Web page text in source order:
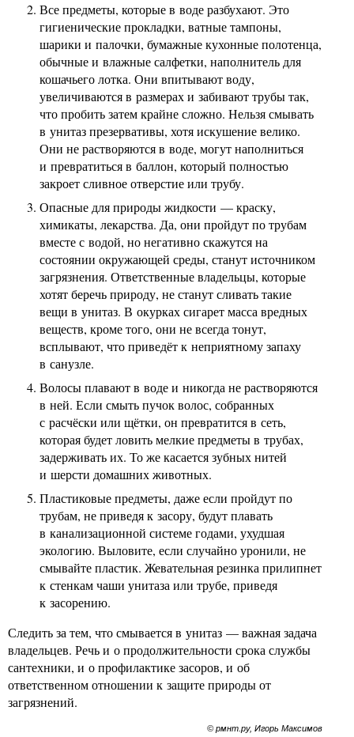
Все предметы, которые в воде разбухают. Это
гигиенические прокладки, ватные тампоны,
шарики и палочки, бумажные кухонные полотенца,
обычные и влажные салфетки, наполнитель для
кошачьего лотка. Они впитывают воду,
увеличиваются в размерах и забивают трубы так,
что пробить затем крайне сложно. Нельзя смывать
в унитаз презервативы, хотя искушение велико.
Они не растворяются в воде, могут наполниться
и превратиться в баллон, который полностью
закроет сливное отверстие или трубу.
Опасные для природы жидкости — краску,
химикаты, лекарства. Да, они пройдут по трубам
вместе с водой, но негативно скажутся на
состоянии окружающей среды, станут источником
загрязнения. Ответственные владельцы, которые
хотят беречь природу, не станут сливать такие
вещи в унитаз. В окурках сигарет масса вредных
веществ, кроме того, они не всегда тонут,
всплывают, что приведёт к неприятному запаху
в санузле.
Волосы плавают в воде и никогда не растворяются
в ней. Если смыть пучок волос, собранных
с расчёски или щётки, он превратится в сеть,
которая будет ловить мелкие предметы в трубах,
задерживать их. То же касается зубных нитей
и шерсти домашних животных.
Пластиковые предметы, даже если пройдут по
трубам, не приведя к засору, будут плавать
в канализационной системе годами, ухудшая
экологию. Выловите, если случайно уронили, не
смывайте пластик. Жевательная резинка прилипнет
к стенкам чаши унитаза или трубе, приведя
к засорению.
Следить за тем, что смывается в унитаз — важная задача
владельцев. Речь и о продолжительности срока службы
сантехники, и о профилактике засоров, и об
ответственном отношении к защите природы от
загрязнений.
© рмнт.ру, Игорь Максимов